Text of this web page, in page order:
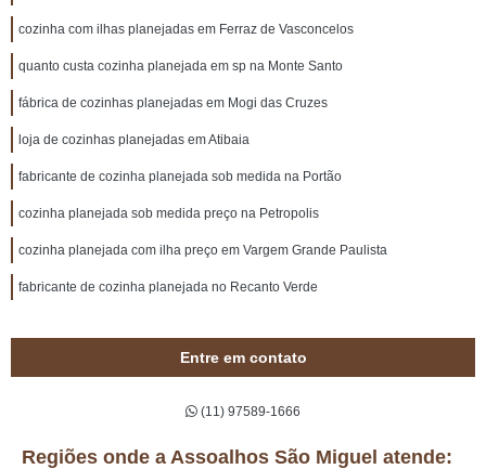
cozinha com ilhas planejadas em Ferraz de Vasconcelos
quanto custa cozinha planejada em sp na Monte Santo
fábrica de cozinhas planejadas em Mogi das Cruzes
loja de cozinhas planejadas em Atibaia
fabricante de cozinha planejada sob medida na Portão
cozinha planejada sob medida preço na Petropolis
cozinha planejada com ilha preço em Vargem Grande Paulista
fabricante de cozinha planejada no Recanto Verde
Entre em contato
(11) 97589-1666
Regiões onde a Assoalhos São Miguel atende: